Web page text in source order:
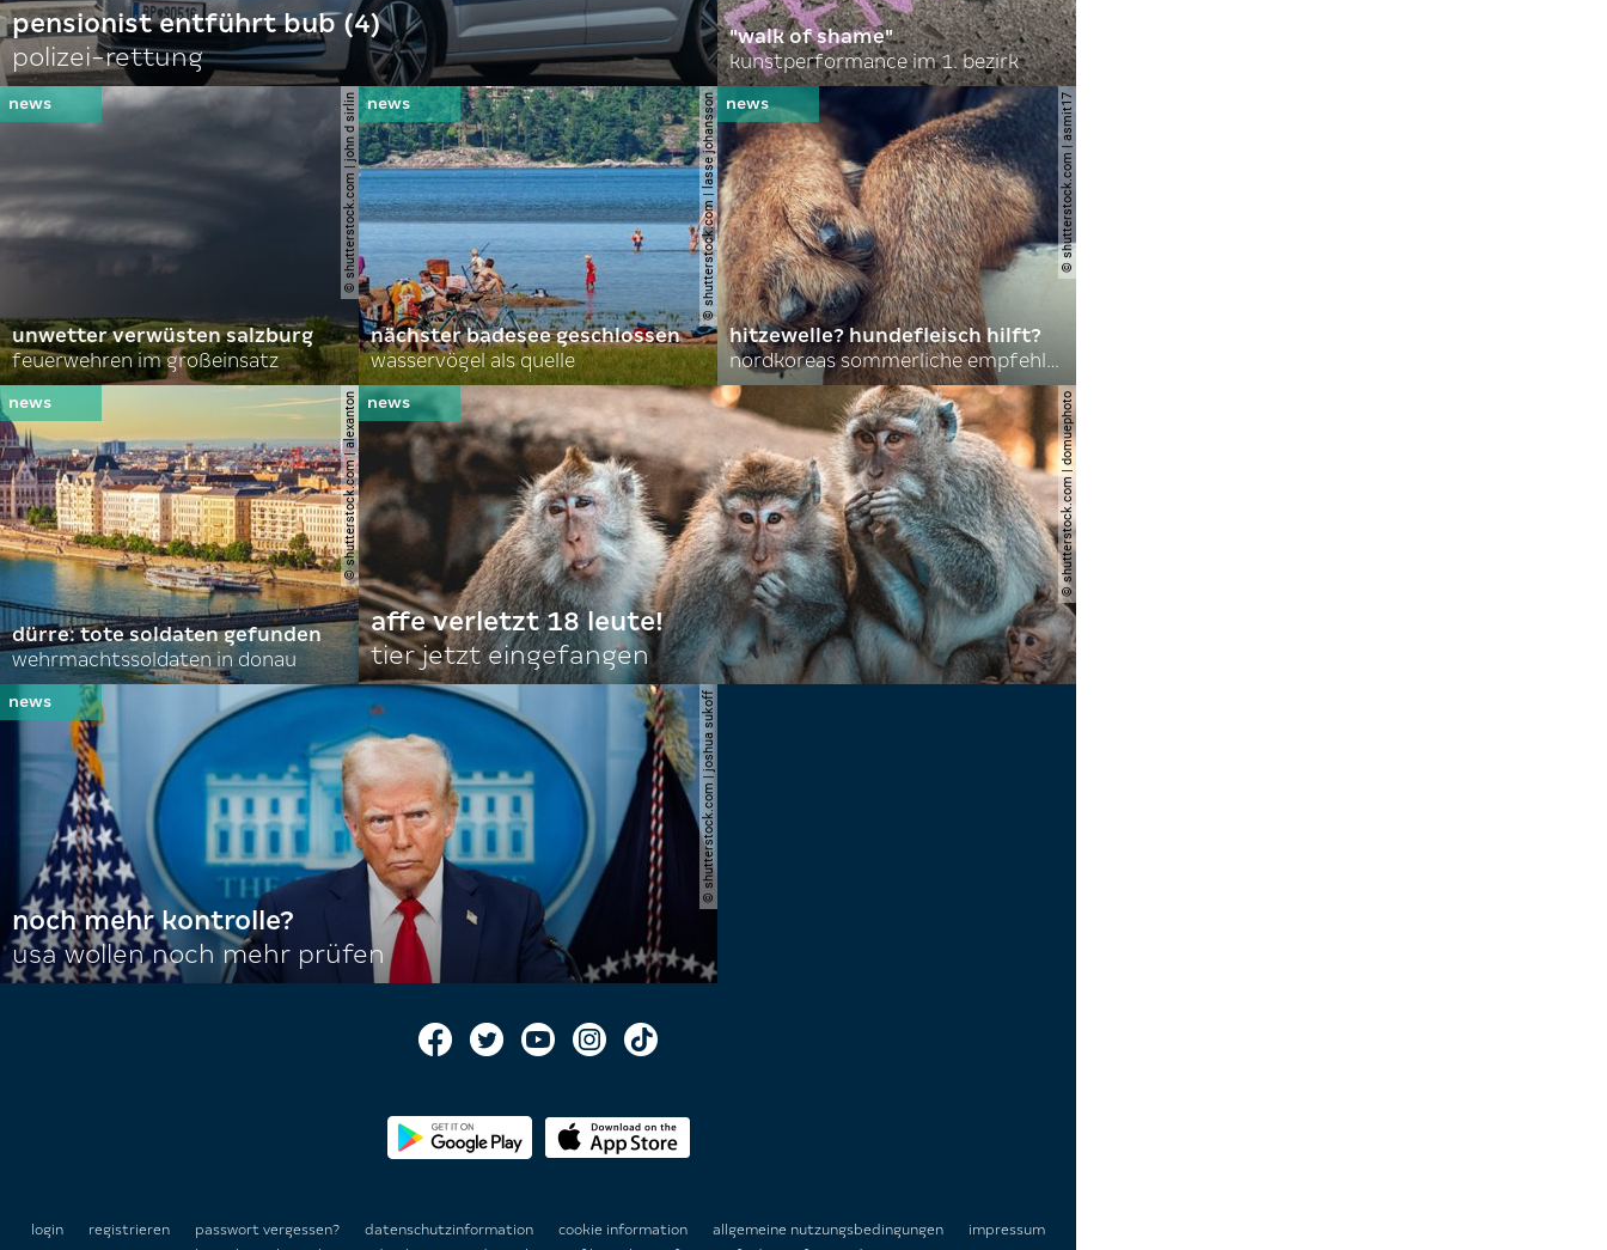
pensionist entführt bub (4)
polizei-rettung
"walk of shame"
kunstperformance im 1. bezirk
© shutterstock.com | john d sirlin
unwetter verwüsten salzburg
feuerwehren im großeinsatz
© shutterstock.com | lasse johansson
nächster badesee geschlossen
wasservögel als quelle
© shutterstock.com | asmit17
hitzewelle? hundefleisch hilft?
nordkoreas sommerliche empfehlungen
© shutterstock.com | alexanton
dürre: tote soldaten gefunden
wehrmachtssoldaten in donau
© shutterstock.com | domuephoto
affe verletzt 18 leute!
tier jetzt eingefangen
© shutterstock.com | joshua sukoff
noch mehr kontrolle?
usa wollen noch mehr prüfen
login registrieren passwort vergessen? datenschutzinformation cookie information allgemeine nutzungsbedingungen
impressum